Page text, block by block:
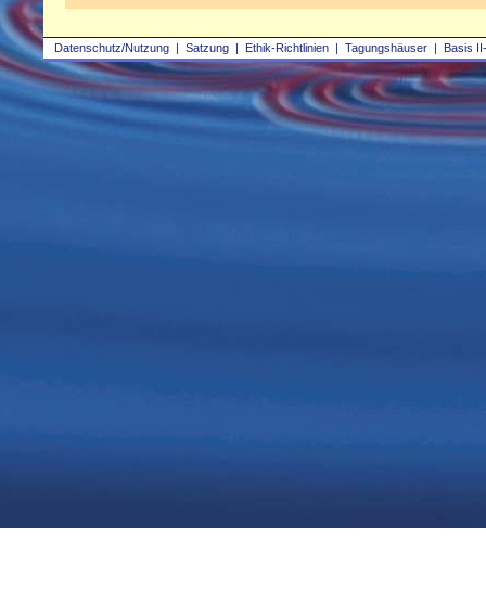
Datenschutz/Nutzung | Satzung | Ethik-Richtlinien | Tagungshäuser | Basis